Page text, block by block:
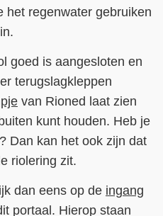
het regenwater gebruiken
goed is aangesloten en
terugslagkleppen
van Rioned laat zien
kunt houden. Heb je
Dan kan het ook zijn dat
riolering zit.
dan eens op de ingang
portaal. Hierop staan